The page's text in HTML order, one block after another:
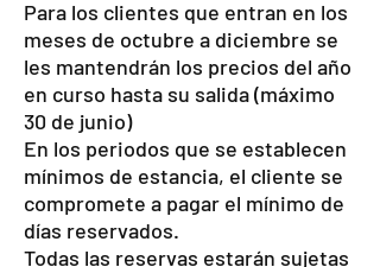
Para los clientes que entran en los
meses de octubre a diciembre se
les mantendrán los precios del año
en curso hasta su salida (máximo
30 de junio)
En los periodos que se establecen
mínimos de estancia, el cliente se
compromete a pagar el mínimo de
días reservados.
Todas las reservas estarán sujetas